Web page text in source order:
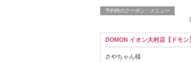
予約時のクーポン・メニュー
DOMON イオン大村店【ドモン
さやちゃん様